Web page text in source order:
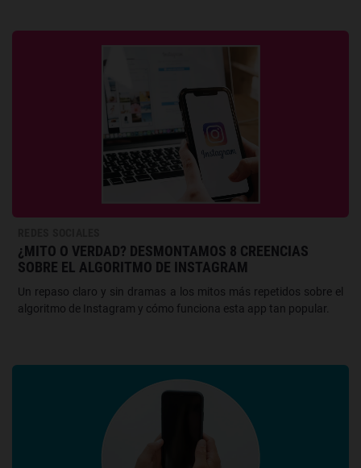
¿MITO O VERDAD? DESMONTAMOS 8 CREENCIAS
SOBRE EL ALGORITMO DE INSTAGRAM
Un repaso claro y sin dramas a los mitos más repetidos sobre el
algoritmo de Instagram y cómo funciona esta app tan popular.